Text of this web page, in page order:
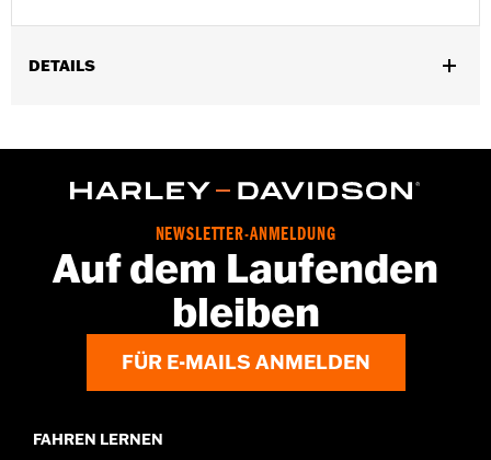
DETAILS
Funktionsmerkmale:Herausnehmbares Futter,Mit Akku,Mit
GARANTIE:2 Jahre beschränkte Garantie – Aufwww.h-
findet man alle Details
Herkunft:
Importiert
NEWSLETTER-ANMELDUNG
Auf dem Laufenden
bleiben
FÜR E-MAILS ANMELDEN
FAHREN LERNEN